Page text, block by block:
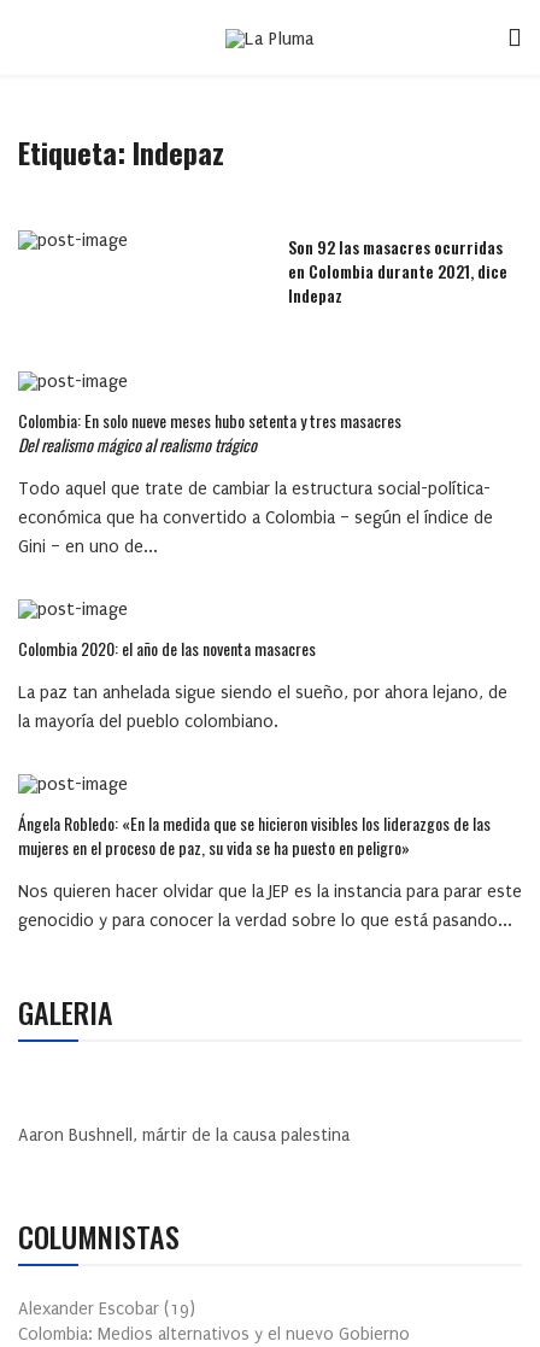
Etiqueta: Indepaz
Son 92 las masacres ocurridas
en Colombia durante 2021, dice
Indepaz
Colombia: En solo nueve meses hubo setenta y tres masacres
Del realismo mágico al realismo trágico
Todo aquel que trate de cambiar la estructura social-política-
económica que ha convertido a Colombia – según el índice de
Gini – en uno de...
Colombia 2020: el año de las noventa masacres
La paz tan anhelada sigue siendo el sueño, por ahora lejano, de
la mayoría del pueblo colombiano.
Ángela Robledo: «En la medida que se hicieron visibles los liderazgos de las
mujeres en el proceso de paz, su vida se ha puesto en peligro»
Nos quieren hacer olvidar que la JEP es la instancia para parar este
genocidio y para conocer la verdad sobre lo que está pasando...
GALERIA
Aaron Bushnell, mártir de la causa palestina
COLUMNISTAS
Alexander Escobar (19)
Colombia: Medios alternativos y el nuevo Gobierno